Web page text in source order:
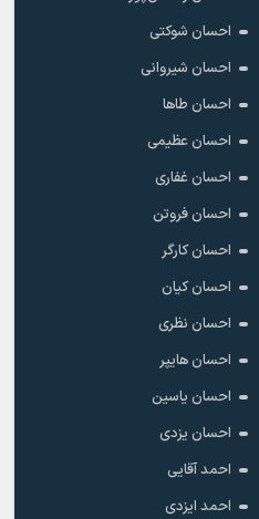
احسان شوکتی
احسان شیروانی
احسان طاها
احسان عظیمی
احسان غفاری
احسان فروتن
احسان کارگر
احسان کیان
احسان نظری
احسان هایپر
احسان یاسین
احسان یزدی
احمد آقایی
احمد ایزدی